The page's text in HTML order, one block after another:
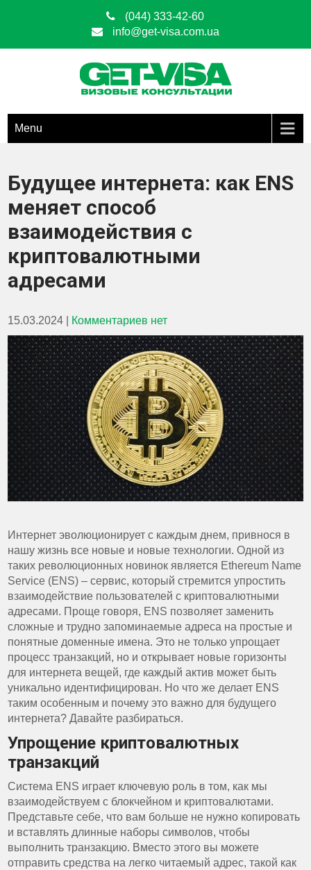
(044) 333-42-60
info@get-visa.com.ua
Get Visa
УКРАИНЫ
Menu
Будущее интернета: как ENS
меняет способ
взаимодействия с
криптовалютными
адресами
15.03.2024 Комментариев нет
Интернет эволюционирует с каждым днем, привнося в
нашу жизнь все новые и новые технологии. Одной из
таких революционных новинок является Ethereum Name
Service (ENS) – сервис, который стремится упростить
взаимодействие пользователей с криптовалютными
адресами. Проще говоря, ENS позволяет заменить
сложные и трудно запоминаемые адреса на простые и
понятные доменные имена. Это не только упрощает
процесс транзакций, но и открывает новые горизонты
для интернета вещей, где каждый актив может быть
уникально идентифицирован. Но что же делает ENS
таким особенным и почему это важно для будущего
интернета? Давайте разбираться.
Упрощение криптовалютных
транзакций
Система ENS играет ключевую роль в том, как мы
взаимодействуем с блокчейном и криптовалютами.
Представьте себе, что вам больше не нужно копировать
и вставлять длинные наборы символов, чтобы
выполнить транзакцию. Вместо этого вы можете
отправить средства на легко читаемый адрес, такой как